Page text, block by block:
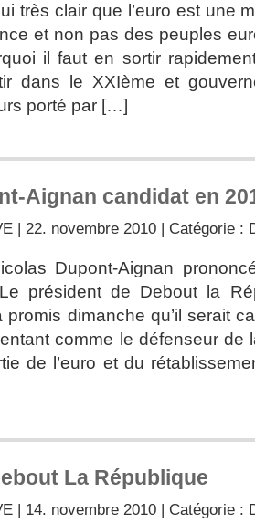
très clair que l’euro est une
et non pas des peuples
il faut en sortir
dans le XXIème et
porté par […]
Aignan candidat en
| 22. novembre 2010 | Catégorie :
Dupont-Aignan
président de Debout la
promis dimanche qu’il serait
comme le défenseur de
de l’euro et du
La République
| 14. novembre 2010 | Catégorie :